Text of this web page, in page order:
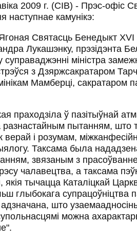
2009 г. (СІВ) - Прэс-офіс
наступнае камунікэ:
Святасць Бенедыкт
Лукашэнку, прэзідэнта
суправаджэнні міністра
з Дзяржсакратаром
Мамберці, сакратаром
праходзіла ў пазітыўнай
разнастайным пытанням, што
і розумам,
Таксама была
звязаным з
чалавецтва, а таксама
якія тычацца Каталіцкай
глыбокага супрацоўніцтва
што узаемаадносіны
можна